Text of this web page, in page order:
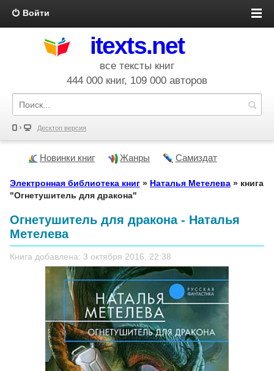
Войти
itexts.net
все тексты книг
444 000 книг, 109 000 авторов
Десктоп версия
Новинки книг Жанры Самиздат
Электронная библиотека книг » Наталья Метелева » книга
"Огнетушитель для дракона"
Огнетушитель для дракона - Наталья
Метелева
Книга добавлена: 3 октября 2016, 22:38